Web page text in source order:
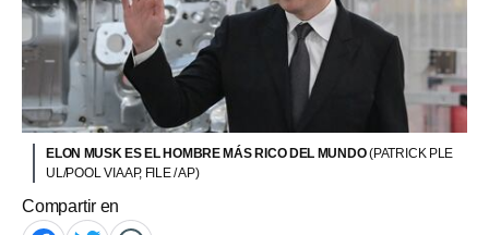
ELON MUSK ES EL HOMBRE MÁS RICO DEL MUNDO(PATRICK PLE
UL/POOL VIA AP, FILE / AP)
Compartir en